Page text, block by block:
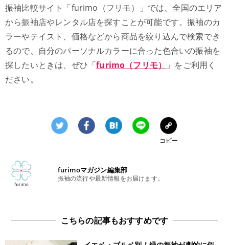
振袖比較サイト「furimo（フリモ）」では、全国のエリア
から振袖店やレンタル店を探すことが可能です。振袖のカ
ラーやテイスト、価格などから商品を絞り込んで検索でき
るので、自分のパーソナルカラーに合った色合いの振袖を
探したいときは、ぜひ「furimo（フリモ）
」をご利用く
ださい。
コピー
furimoマガジン編集部
振袖の流行や最新情報をお届けます。
こちらの記事もおすすめです